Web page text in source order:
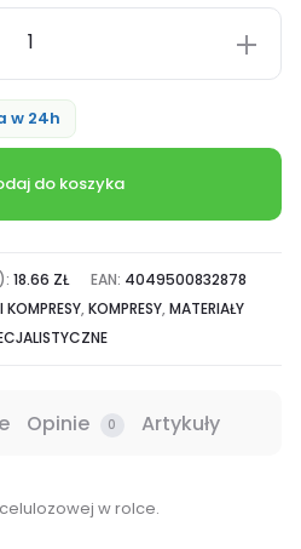
w 24h
do koszyka
):18.66 ZŁ EAN: 4049500832878
KOMPRESY,KOMPRESY,MATERIAŁY
Opinie 0 Artykuły
w rolce.